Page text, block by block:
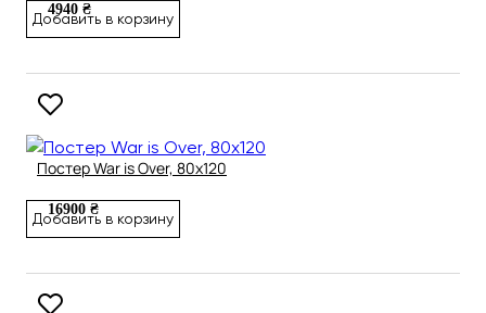
4940 ₴
Добавить в корзину
Постер War is Over, 80х120
16900 ₴
Добавить в корзину